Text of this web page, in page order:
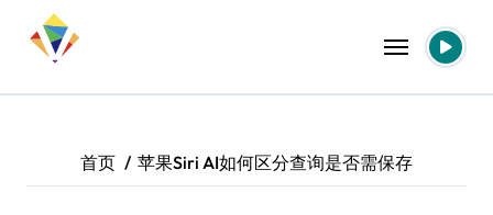
首页 苹果Siri AI如何区分查询是否需保存